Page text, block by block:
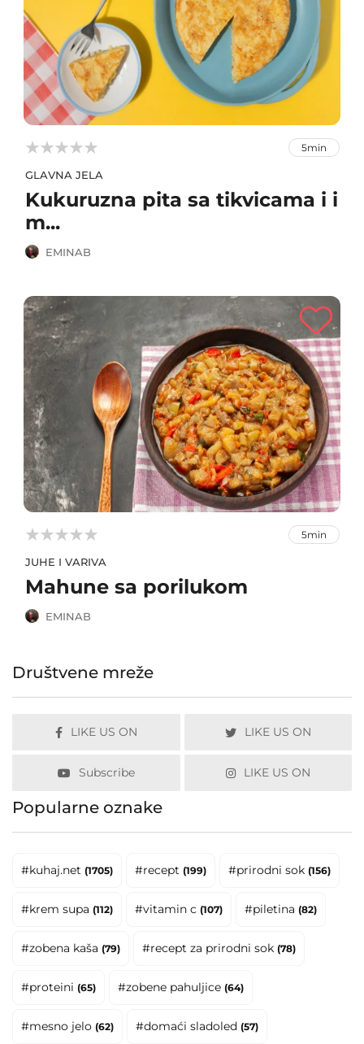


 5min
GLAVNA JELA
Kukuruzna pita sa tikvicama i i
m...
EMINAB


 5min
JUHE I VARIVA
Mahune sa porilukom
EMINAB
Društvene mreže
LIKE US ON LIKE US ON
Subscribe LIKE US ON
Popularne oznake
#kuhaj.net (1705) #recept (199) #prirodni sok (156)
#krem supa (112) #vitamin c (107) #piletina (82)
#zobena kaša (79) #recept za prirodni sok (78)
#proteini (65) #zobene pahuljice (64)
#mesno jelo (62) #domaći sladoled (57)